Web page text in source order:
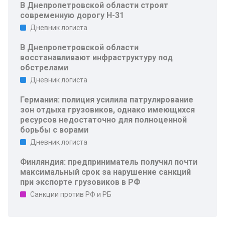
В Днепропетровской области строят
современную дорогу Н-31
Дневник логиста
В Днепропетровской области
восстанавливают инфраструктуру под
обстрелами
Дневник логиста
Германия: полиция усилила патрулирование
зон отдыха грузовиков, однако имеющихся
ресурсов недостаточно для полноценной
борьбы с ворами
Дневник логиста
Финляндия: предприниматель получил почти
максимальный срок за нарушение санкций
при экспорте грузовиков в РФ
Санкции против РФ и РБ